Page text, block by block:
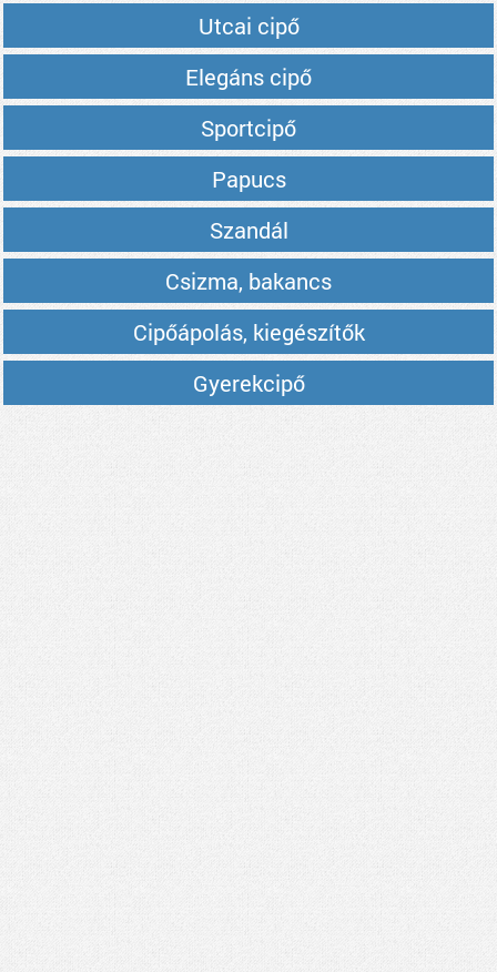
Utcai cipő
Elegáns cipő
Sportcipő
Papucs
Szandál
Csizma, bakancs
Cipőápolás, kiegészítők
Gyerekcipő